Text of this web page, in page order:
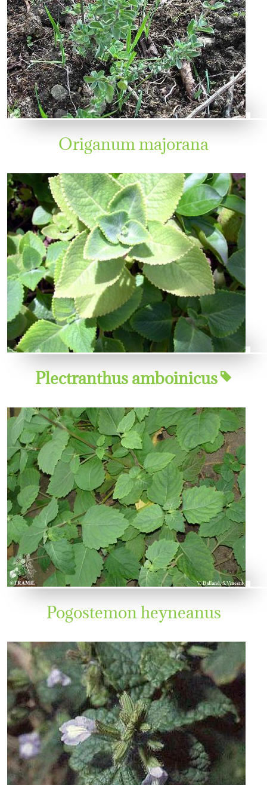
Origanum majorana
Plectranthus amboinicus
Pogostemon heyneanus